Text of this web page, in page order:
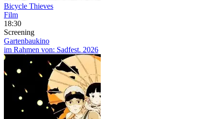
Bicycle Thieves
Film
18:30
Screening
Gartenbaukino
im Rahmen von: Sadfest. 2026